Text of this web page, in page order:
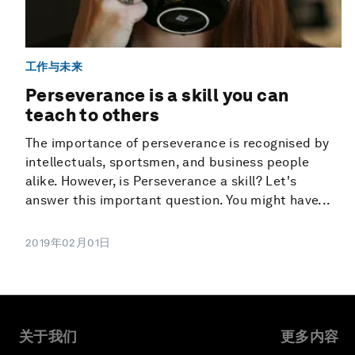
工作与未来
Perseverance is a skill you can
teach to others
The importance of perseverance is recognised by
intellectuals, sportsmen, and business people
alike. However, is Perseverance a skill? Let's
answer this important question. You might have...
2019年02月01日
关于我们 更多内容